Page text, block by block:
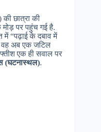
छात्रा की
मोड़ पर पहुंच गई है.
“पढ़ाई के दबाव में
वह अब एक जटिल
एक ही सवाल पर
(घटनास्थल).